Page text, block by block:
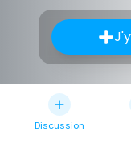
Discussion